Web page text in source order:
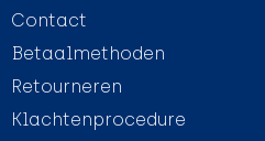
Contact
Betaalmethoden
Retourneren
Klachtenprocedure